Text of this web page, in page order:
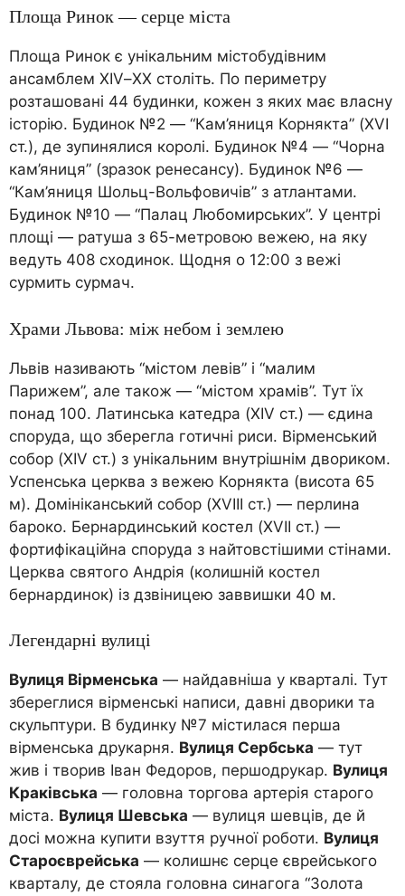
Площа Ринок — серце міста
Площа Ринок є унікальним містобудівним
ансамблем XIV–XX століть. По периметру
розташовані 44 будинки, кожен з яких має власну
історію. Будинок №2 — “Кам’яниця Корнякта” (XVI
ст.), де зупинялися королі. Будинок №4 — “Чорна
кам’яниця” (зразок ренесансу). Будинок №6 —
“Кам’яниця Шольц-Вольфовичів” з атлантами.
Будинок №10 — “Палац Любомирських”. У центрі
площі — ратуша з 65-метровою вежею, на яку
ведуть 408 сходинок. Щодня о 12:00 з вежі
сурмить сурмач.
Храми Львова: між небом і землею
Львів називають “містом левів” і “малим
Парижем”, але також — “містом храмів”. Тут їх
понад 100. Латинська катедра (XIV ст.) — єдина
споруда, що зберегла готичні риси. Вірменський
собор (XIV ст.) з унікальним внутрішнім двориком.
Успенська церква з вежею Корнякта (висота 65
м). Домініканський собор (XVIII ст.) — перлина
бароко. Бернардинський костел (XVII ст.) —
фортифікаційна споруда з найтовстішими стінами.
Церква святого Андрія (колишній костел
бернардинок) із дзвіницею заввишки 40 м.
Легендарні вулиці
Вулиця Вірменська — найдавніша у кварталі. Тут
збереглися вірменські написи, давні дворики та
скульптури. В будинку №7 містилася перша
вірменська друкарня. Вулиця Сербська — тут
жив і творив Іван Федоров, першодрукар. Вулиця
Краківська — головна торгова артерія старого
міста. Вулиця Шевська — вулиця шевців, де й
досі можна купити взуття ручної роботи. Вулиця
Староєврейська — колишнє серце єврейського
кварталу, де стояла головна синагога “Золота